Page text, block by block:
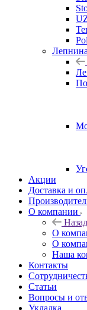
Лепнина
Акции
Доставка и
О компании
Назад
О
О
Наша
Контакты
Статьи
Вопросы и
Укладка